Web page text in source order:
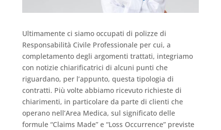
Ultimamente ci siamo occupati di polizze di
Responsabilità Civile Professionale per cui, a
completamento degli argomenti trattati, integriamo
con notizie chiarificatrici di alcuni punti che
riguardano, per l’appunto, questa tipologia di
contratti. Più volte abbiamo ricevuto richieste di
chiarimenti, in particolare da parte di clienti che
operano nell’Area Medica, sul significato delle
formule “Claims Made” e “Loss Occurrence” previste